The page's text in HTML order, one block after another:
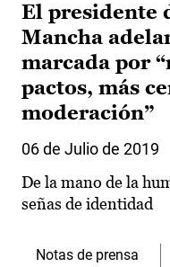
El presidente
Mancha
marcada por
pactos, más
moderación”
06 de Julio de 2019
De la mano de la
señas de identidad
Notas de prensa